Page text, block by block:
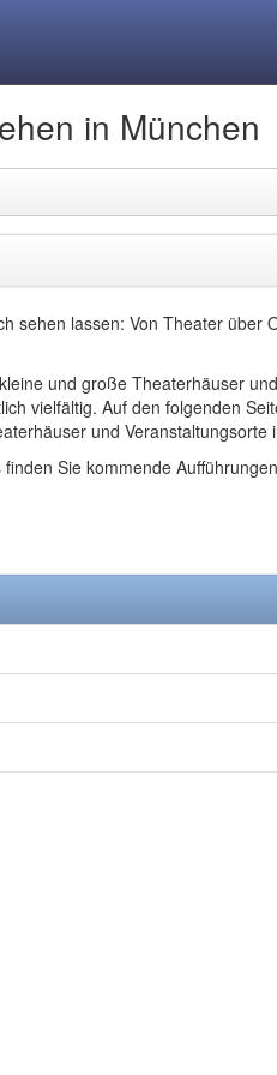
in München
sehen lassen: Von Theater
und große Theaterhäuser
vielfältig. Auf den folgenden
und Veranstaltungsorte
Sie kommende